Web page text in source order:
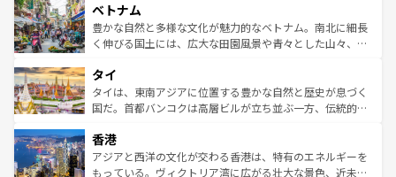
参照してほしい。
容にもいいと評判のスイーツなど、バラエティ豊かな料理
が味わえる。 なお、新着の台湾情報は コンテンツ一覧を参
照してほしい。
き、地方に足を延ばせば四季折々の自然美を楽しむことが
できる。そして、キムチや焼肉、絶品のストリートフード
まで、さまざまな韓国料理が待っている。夜には、韓国な
リティに包まれながら、韓国の多彩な魅力を心ゆくまで味
わってみてほしい。 なお、新着の韓国情報はコンテンツ一
覧を参照してほしい。
ベトナム
豊かな自然と多様な文化が魅力的なベトナム。南北に細長
く伸びる国土には、広大な田園風景や青々とした山々、世
急速な発展と共に伝統が息づく。ハノイの古い町並みやホ
ーチミン市のフランス統治時代の建物も、独特の雰囲気を
醸し出している。また、バラエティの豊かさとおいしさで
とつ。フォーやバインミー、ベトナムコーヒーなどは、ぜ
ひ現地で味わいたい。どの地域を訪れてもあたたかい人々
が旅行者を迎えてくれるので、きっと忘れられない旅にな
タイ
タイは、東南アジアに位置する豊かな自然と歴史が息づく
国だ。首都バンコクは高層ビルが立ち並ぶ一方、伝統的な
の活気が交差している。北部ではチェンマイなどの山岳地
帯で自然と触れ合い、南部ではプーケットやクラビの美し
いビーチでリゾート気分を楽しむことができる。タイ料理
香港
アジアと西洋の文化が交わる香港は、特有のエネルギーを
もっている。ヴィクトリア湾に広がる壮大な景色、近未来